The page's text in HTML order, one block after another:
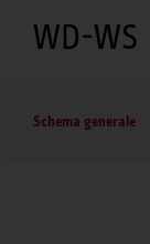
WD-WS
Schema generale